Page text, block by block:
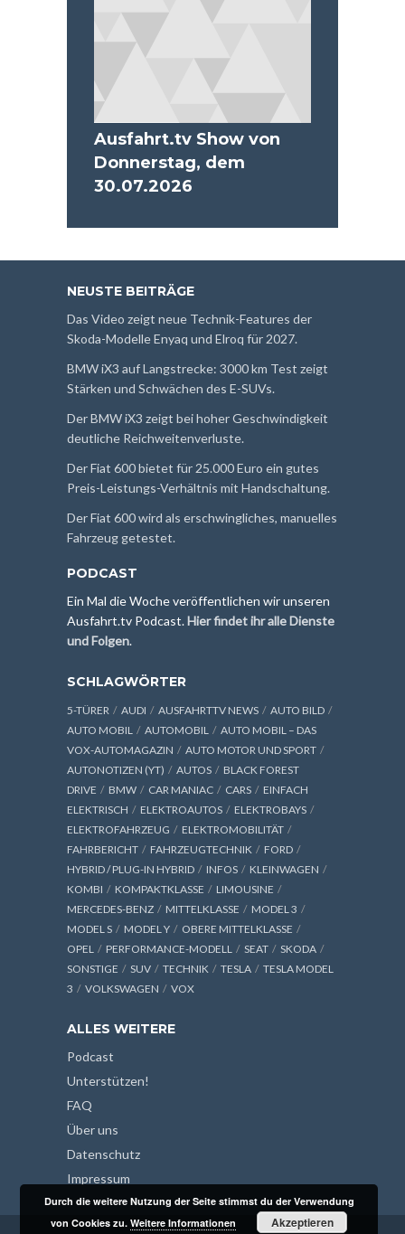
Ausfahrt.tv Show von
Donnerstag, dem
30.07.2026
NEUSTE BEITRÄGE
Das Video zeigt neue Technik-Features der
Skoda-Modelle Enyaq und Elroq für 2027.
BMW iX3 auf Langstrecke: 3000 km Test zeigt
Stärken und Schwächen des E-SUVs.
Der BMW iX3 zeigt bei hoher Geschwindigkeit
deutliche Reichweitenverluste.
Der Fiat 600 bietet für 25.000 Euro ein gutes
Preis-Leistungs-Verhältnis mit Handschaltung.
Der Fiat 600 wird als erschwingliches, manuelles
Fahrzeug getestet.
PODCAST
Ein Mal die Woche veröffentlichen wir unseren
Ausfahrt.tv Podcast.Hier findet ihr alle Dienste
und Folgen.
SCHLAGWÖRTER
5-TÜRER AUDI AUSFAHRTTV NEWS
AUTO BILD
AUTO MOBIL
AUTOMOBIL
AUTO MOBIL – DAS
VOX-AUTOMAGAZIN
AUTO MOTOR UND SPORT
AUTONOTIZEN (YT)
AUTOS
BLACK FOREST
DRIVE
BMW CAR MANIAC CARS
EINFACH
ELEKTRISCH
ELEKTROAUTOS
ELEKTROBAYS
ELEKTROFAHRZEUG
ELEKTROMOBILITÄT
FAHRBERICHT
FAHRZEUGTECHNIK
FORD
HYBRID / PLUG-IN HYBRID
INFOS
KLEINWAGEN
KOMBI
KOMPAKTKLASSE
LIMOUSINE
MERCEDES-BENZ
MITTELKLASSE
MODEL 3
MODEL S
MODEL Y
OBERE MITTELKLASSE
OPEL
PERFORMANCE-MODELL SEAT
SKODA
SONSTIGE
SUV TECHNIK TESLA
TESLA MODEL
3
VOLKSWAGEN VOX
ALLES WEITERE
Podcast
Unterstützen!
FAQ
Über uns
Datenschutz
Impressum
Durch die weitere Nutzung der Seite stimmst du der Verwendung
von Cookies zu.Weitere Informationen Akzeptieren